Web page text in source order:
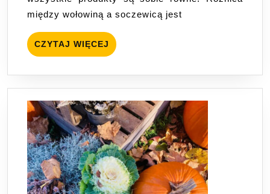
między wołowiną a soczewicą jest
CZYTAJ WIĘCEJ CZYTAJ
WIĘCEJ